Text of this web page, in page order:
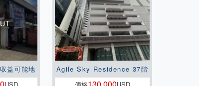
益可能地
Agile Sky Residence 37階